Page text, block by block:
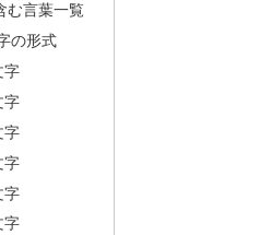
む言葉一覧
の形式
字
字
字
字
字
字